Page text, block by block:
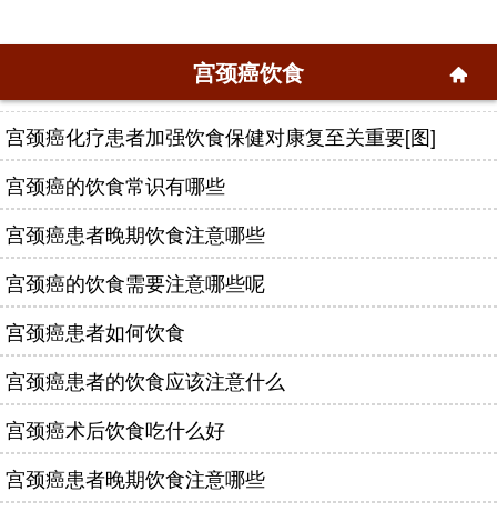
宫颈癌饮食
宫颈癌化疗患者加强饮食保健对康复至关重要[图]
宫颈癌的饮食常识有哪些
宫颈癌患者晚期饮食注意哪些
宫颈癌的饮食需要注意哪些呢
宫颈癌患者如何饮食
宫颈癌患者的饮食应该注意什么
宫颈癌术后饮食吃什么好
宫颈癌患者晚期饮食注意哪些